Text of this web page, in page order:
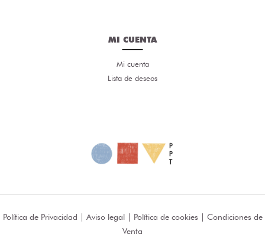
MI CUENTA
Mi cuenta
Lista de deseos
Política de Privacidad | Aviso legal| Política de cookies | Condiciones de
Venta